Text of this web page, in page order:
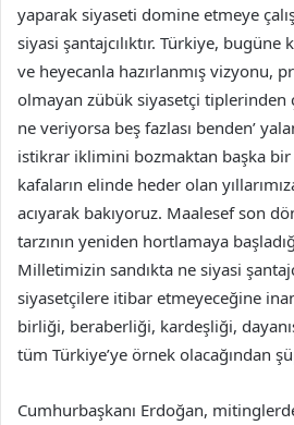
yaparak siyaseti domine etmeye
siyasi şantajcılıktır. Türkiye,
ve heyecanla hazırlanmış vizyonu,
olmayan zübük siyasetçi tiplerinden
ne veriyorsa beş fazlası benden’
istikrar iklimini bozmaktan başka
kafaların elinde heder olan
acıyarak bakıyoruz. Maalesef son
tarzının yeniden hortlamaya
Milletimizin sandıkta ne siyasi
siyasetçilere itibar etmeyeceğine
birliği, beraberliği, kardeşliği,
tüm Türkiye’ye örnek olacağından
Cumhurbaşkanı Erdoğan,